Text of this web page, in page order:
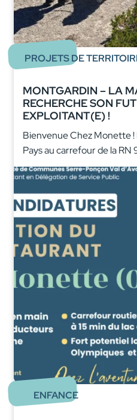
PROJETS DE
MONTGARDIN – LA
RECHERCHE SON
EXPLOITANT(E) !
Bienvenue Chez Monette
Pays au carrefour de la RN
ENFANCE